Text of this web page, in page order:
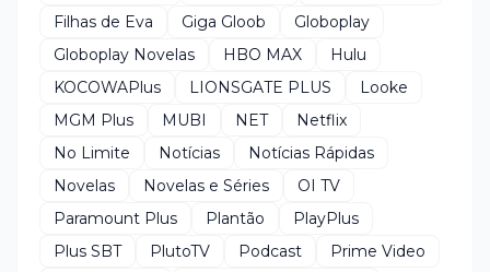
Filhas de Eva
Giga Gloob
Globoplay
Globoplay Novelas
HBO MAX
Hulu
KOCOWAPlus
LIONSGATE PLUS
Looke
MGM Plus
MUBI NET
Netflix
No Limite
Notícias
Notícias Rápidas
Novelas
Novelas e Séries
OI TV
Paramount Plus
Plantão
PlayPlus
Plus SBT
PlutoTV Podcast
Prime Video